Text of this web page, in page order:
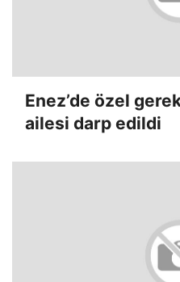
Enez’de özel
ailesi darp edildi